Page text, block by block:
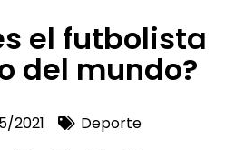
el futbolista
del mundo?
2021 Deporte